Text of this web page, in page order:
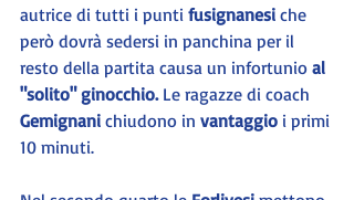
autrice di tutti i punti fusignanesi che
però dovrà sedersi in panchina per il
resto della partita causa un infortunio al
"solito" ginocchio. Le ragazze di coach
Gemignani chiudono in vantaggio i primi
10 minuti.